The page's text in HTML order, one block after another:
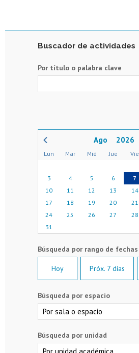
Buscador de actividades
Por título o palabra clave
2026
Lun Mar Mié Jue Vie
3
4 5 6 7
10
11 12 13 14
17
18 19 20 21
24
25 26 27 28
31
Hoy Próx. 7 días
Búsqueda por espacio
Búsqueda por unidad